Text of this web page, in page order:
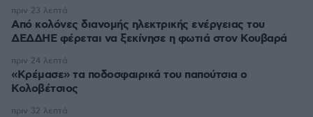
Από κολόνες διανομής ηλεκτρικής ενέργειας του
ΔΕΔΔΗΕ φέρεται να ξεκίνησε η φωτιά στον Κουβαρά
πριν 23 λεπτά
«Κρέμασε» τα ποδοσφαιρικά του παπούτσια ο
Κολοβέτσιος
πριν 24 λεπτά
πριν 32 λεπτά